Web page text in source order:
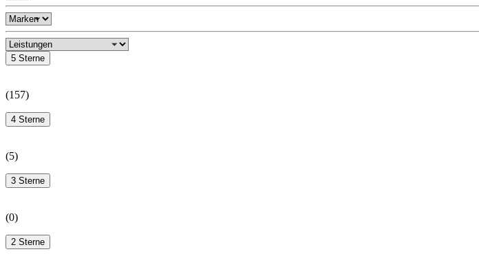
5 Sterne
(157)
4 Sterne
(5)
3 Sterne
(0)
2 Sterne